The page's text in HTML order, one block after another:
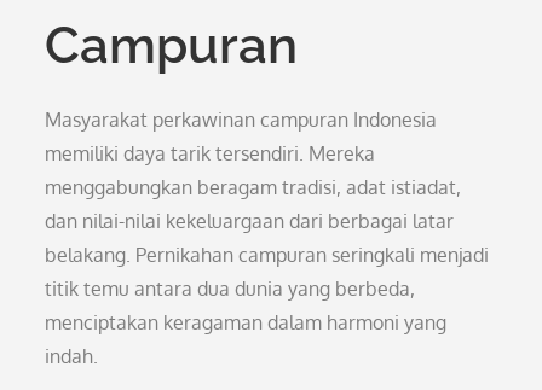
Campuran
Masyarakat perkawinan campuran Indonesia
memiliki daya tarik tersendiri. Mereka
menggabungkan beragam tradisi, adat istiadat,
dan nilai-nilai kekeluargaan dari berbagai latar
belakang. Pernikahan campuran seringkali menjadi
titik temu antara dua dunia yang berbeda,
menciptakan keragaman dalam harmoni yang
indah.